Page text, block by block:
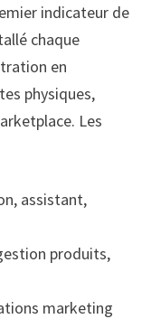
indicateur de
chaque
en
physiques,
Les
assistant,
produits,
marketing